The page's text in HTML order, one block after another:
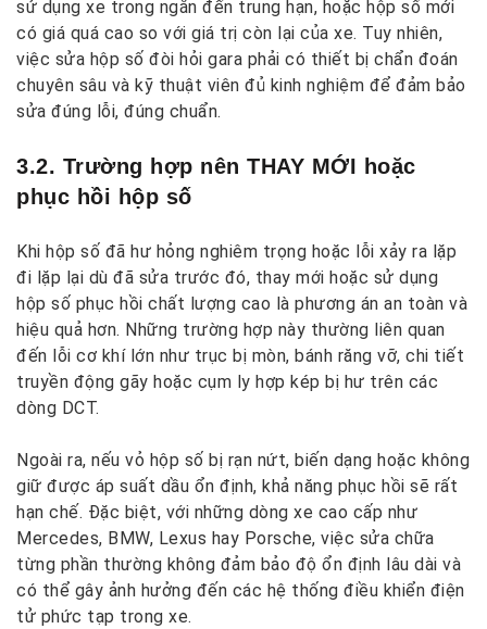
sử dụng xe trong ngắn đến trung hạn, hoặc hộp số mới
có giá quá cao so với giá trị còn lại của xe. Tuy nhiên,
việc sửa hộp số đòi hỏi gara phải có thiết bị chẩn đoán
chuyên sâu và kỹ thuật viên đủ kinh nghiệm để đảm bảo
sửa đúng lỗi, đúng chuẩn.
3.2. Trường hợp nên THAY MỚI hoặc
phục hồi hộp số
Khi hộp số đã hư hỏng nghiêm trọng hoặc lỗi xảy ra lặp
đi lặp lại dù đã sửa trước đó, thay mới hoặc sử dụng
hộp số phục hồi chất lượng cao là phương án an toàn và
hiệu quả hơn. Những trường hợp này thường liên quan
đến lỗi cơ khí lớn như trục bị mòn, bánh răng vỡ, chi tiết
truyền động gãy hoặc cụm ly hợp kép bị hư trên các
dòng DCT.
Ngoài ra, nếu vỏ hộp số bị rạn nứt, biến dạng hoặc không
giữ được áp suất dầu ổn định, khả năng phục hồi sẽ rất
hạn chế. Đặc biệt, với những dòng xe cao cấp như
Mercedes, BMW, Lexus hay Porsche, việc sửa chữa
từng phần thường không đảm bảo độ ổn định lâu dài và
có thể gây ảnh hưởng đến các hệ thống điều khiển điện
tử phức tạp trong xe.